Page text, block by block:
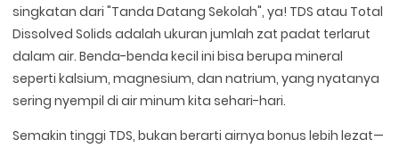
singkatan dari "Tanda Datang Sekolah", ya! TDS atau Total
Dissolved Solids adalah ukuran jumlah zat padat terlarut
dalam air. Benda-benda kecil ini bisa berupa mineral
seperti kalsium, magnesium, dan natrium, yang nyatanya
sering nyempil di air minum kita sehari-hari.
Semakin tinggi TDS, bukan berarti airnya bonus lebih lezat—